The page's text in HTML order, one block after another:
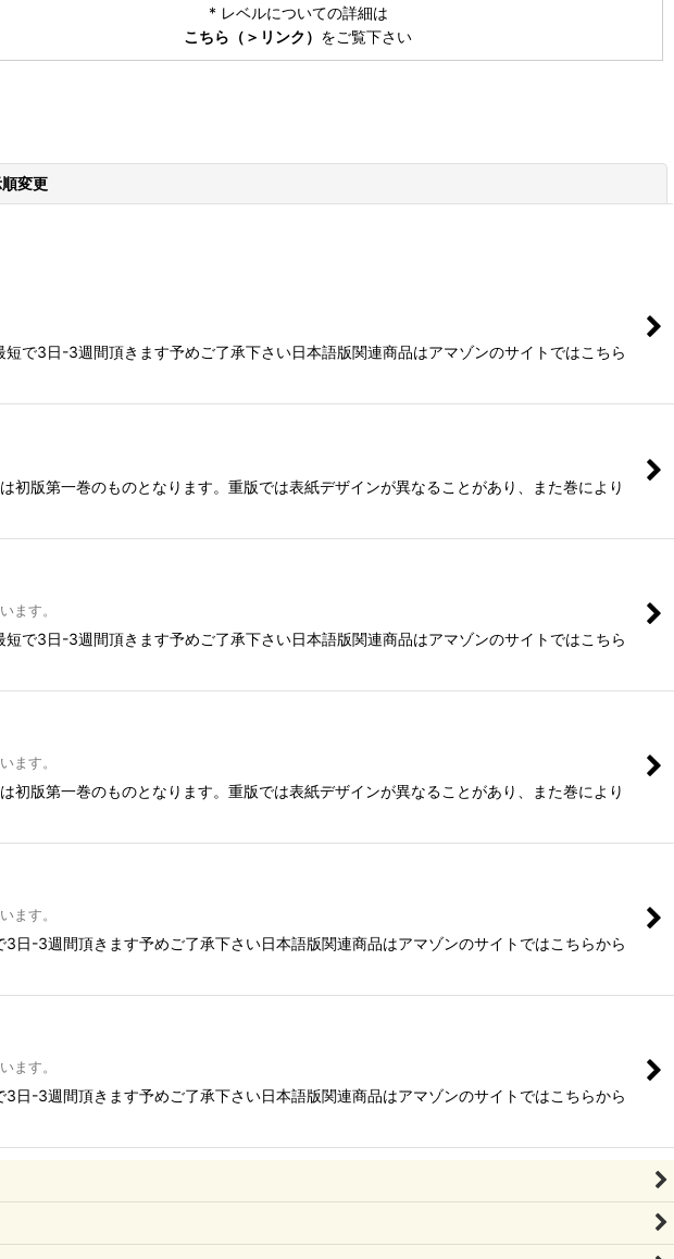
* レベルについての詳細は
こちら（＞リンク） をご覧下さい
変更
で3日-3週間頂きます予めご了承下さい日本語版関連商品はアマゾンのサイトではこちら
版第一巻のものとなります。重版では表紙デザインが異なることがあり、また巻により
ます。
で3日-3週間頂きます予めご了承下さい日本語版関連商品はアマゾンのサイトではこちら
ます。
版第一巻のものとなります。重版では表紙デザインが異なることがあり、また巻により
ます。
-3週間頂きます予めご了承下さい日本語版関連商品はアマゾンのサイトではこちらから
ます。
-3週間頂きます予めご了承下さい日本語版関連商品はアマゾンのサイトではこちらから